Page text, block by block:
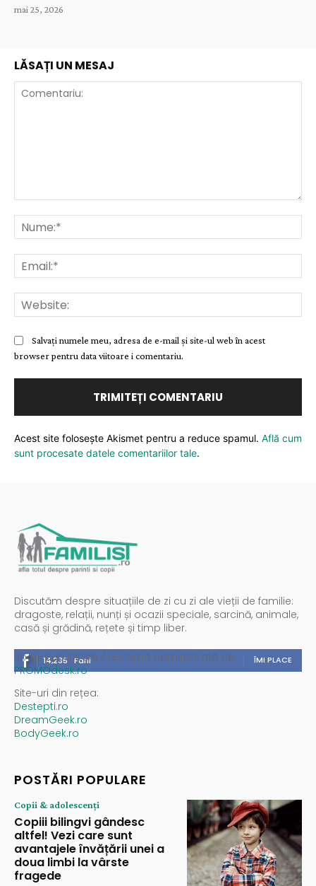
mai 25, 2026
LĂSAȚI UN MESAJ
Salvați numele meu, adresa de e-mail și site-ul web în acest
browser pentru data viitoare i comentariu.
Acest site folosește Akismet pentru a reduce spamul. Află cum
sunt procesate datele comentariilor tale.
Discutăm despre situațiile de zi cu zi ale vieții de familie:
dragoste, relații, nunți și ocazii speciale, sarcină, animale,
casă și grădină, rețete și timp liber.
14,235 Fani ÎMI PLACE
Spații publicitare / reclamă administrată de
PROMOdesk.ro
Site-uri din rețea:
Destepti.ro
DreamGeek.ro
BodyGeek.ro
POSTĂRI POPULARE
Copii & adolescenți
Copiii bilingvi gândesc
altfel! Vezi care sunt
avantajele învățării unei a
doua limbi la vârste
fragede